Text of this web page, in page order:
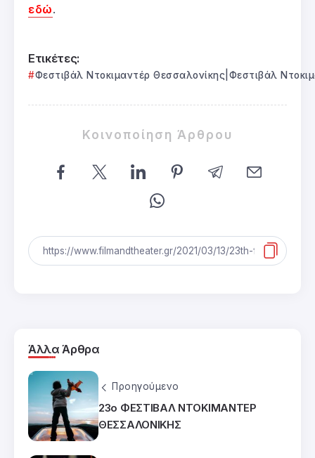
εδώ.
Ετικέτες:
Φεστιβάλ Ντοκιμαντέρ Θεσσαλονίκης|Φεστιβάλ
Κοινοποίηση Άρθρου
Άλλα Άρθρα
Προηγούμενο
23ο ΦΕΣΤΙΒΑΛ ΝΤΟΚΙΜΑΝΤΕΡ
ΘΕΣΣΑΛΟΝΙΚΗΣ